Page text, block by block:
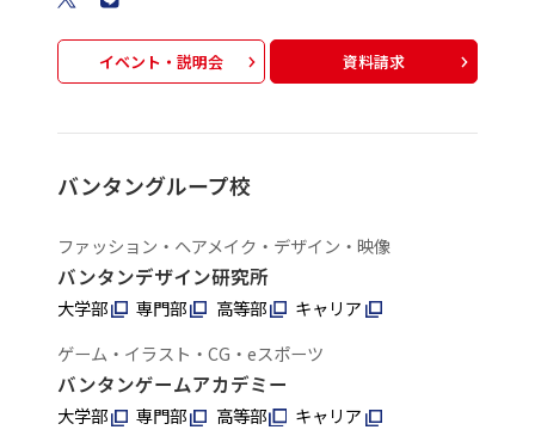
イベント・説明会 資料請求
バンタングループ校
ファッション・ヘアメイク・デザイン・映像
バンタンデザイン研究所
大学部 専門部 高等部
キャリア
ゲーム・イラスト・CG・eスポーツ
バンタンゲームアカデミー
大学部 専門部 高等部
キャリア